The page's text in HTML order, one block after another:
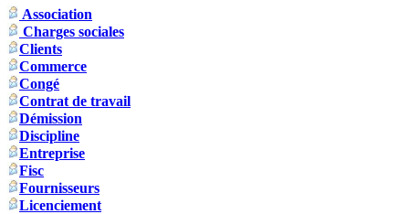
Association
Charges sociales
Clients
Commerce
Congé
Contrat de travail
Démission
Discipline
Entreprise
Fisc
Fournisseurs
Licenciement